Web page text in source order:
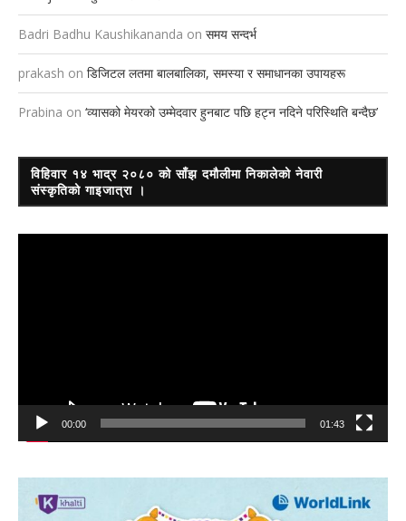
Badri Badhu Kaushikananda on समय सन्दर्भ
prakash on डिजिटल लतमा बालबालिका, समस्या र समाधानका उपायहरू
Prabina on ‘व्यासको मेयरको उम्मेदवार हुनबाट पछि हट्न नदिने परिस्थिति बन्दैछ’
विहिवार १४ भाद्र २०८० को साँझ दमौलीमा निकालेको नेवारी
संस्कृतिको गाइजात्रा ।
00:00 01:43